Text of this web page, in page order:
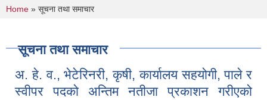
You are here
Home » सूचना तथा समाचार
सूचना तथा समाचार
अ. हे. व., भेटेरिनरी, कृषी, कार्यालय सहयोगी, पाले र
स्वीपर पदको अन्तिम नतीजा प्रकाशन गरीएको